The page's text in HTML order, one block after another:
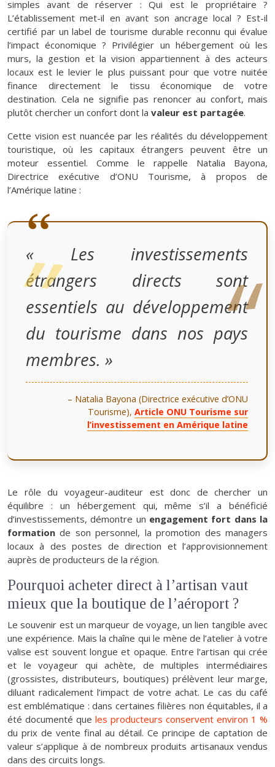
simples avant de réserver : Qui est le propriétaire ?
L’établissement met-il en avant son ancrage local ? Est-il
certifié par un label de tourisme durable reconnu qui évalue
l’impact économique ? Privilégier un hébergement où les
murs, la gestion et la vision appartiennent à des acteurs
locaux est le levier le plus puissant pour que votre nuitée
finance directement le tissu économique de votre
destination. Cela ne signifie pas renoncer au confort, mais
plutôt chercher un confort dont la valeur est partagée.
Cette vision est nuancée par les réalités du développement
touristique, où les capitaux étrangers peuvent être un
moteur essentiel. Comme le rappelle Natalia Bayona,
Directrice exécutive d’ONU Tourisme, à propos de
l’Amérique latine :
« Les investissements
étrangers directs sont
essentiels au développement
du tourisme dans nos pays
membres. »
– Natalia Bayona (Directrice exécutive d’ONU
Tourisme), Article ONU Tourisme sur
l’investissement en Amérique latine
Le rôle du voyageur-auditeur est donc de chercher un
équilibre : un hébergement qui, même s’il a bénéficié
d’investissements, démontre un engagement fort dans la
formation de son personnel, la promotion des managers
locaux à des postes de direction et l’approvisionnement
auprès de producteurs de la région.
Pourquoi acheter direct à l’artisan vaut
mieux que la boutique de l’aéroport ?
Le souvenir est un marqueur de voyage, un lien tangible avec
une expérience. Mais la chaîne qui le mène de l’atelier à votre
valise est souvent longue et opaque. Entre l’artisan qui crée
et le voyageur qui achète, de multiples intermédiaires
(grossistes, distributeurs, boutiques) prélèvent leur marge,
diluant radicalement l’impact de votre achat. Le cas du café
est emblématique : dans certaines filières non équitables, il a
été documenté que les producteurs conservent environ 1 %
du prix de vente final au détail. Ce principe de captation de
valeur s’applique à de nombreux produits artisanaux vendus
dans des circuits longs.